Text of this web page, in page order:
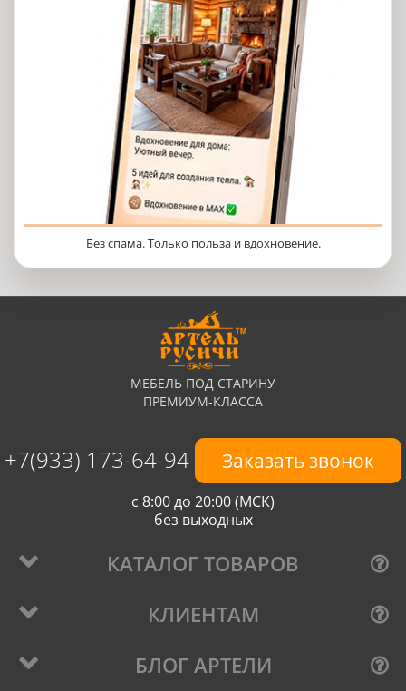
Без спама. Только польза и вдохновение.
МЕБЕЛЬ ПОД СТАРИНУ
ПРЕМИУМ-КЛАССА
+7(933) 173-64-94 Заказать звонок
с 8:00 до 20:00 (МСК)
без выходных
КАТАЛОГ ТОВАРОВ
КЛИЕНТАМ
БЛОГ АРТЕЛИ